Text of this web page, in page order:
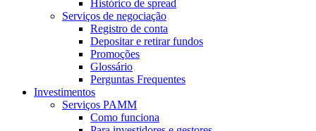
Histórico de spread
Serviços de negociação
Registro de conta
Depositar e retirar fundos
Promoções
Glossário
Perguntas Frequentes
Investimentos
Serviços PAMM
Como funciona